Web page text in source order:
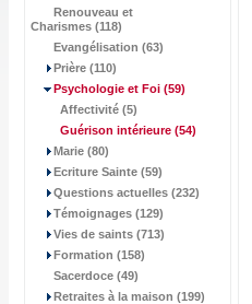
Renouveau et
Charismes (118)
Evangélisation (63)
Prière (110)
Psychologie et Foi (59)
Affectivité (5)
Guérison intérieure (54)
Marie (80)
Ecriture Sainte (59)
Questions actuelles (232)
Témoignages (129)
Vies de saints (713)
Formation (158)
Sacerdoce (49)
Retraites à la maison (199)